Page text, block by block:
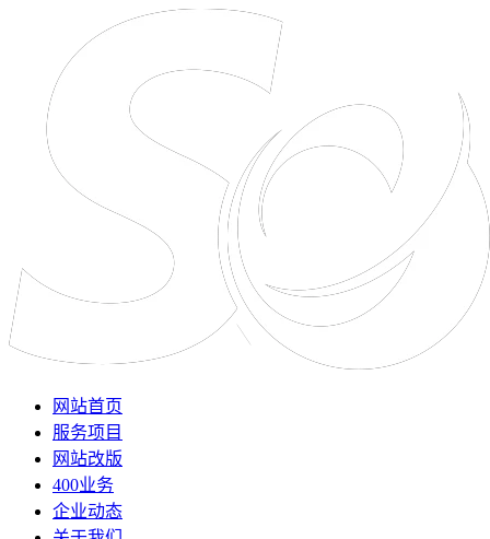
网站首页
服务项目
网站改版
400业务
企业动态